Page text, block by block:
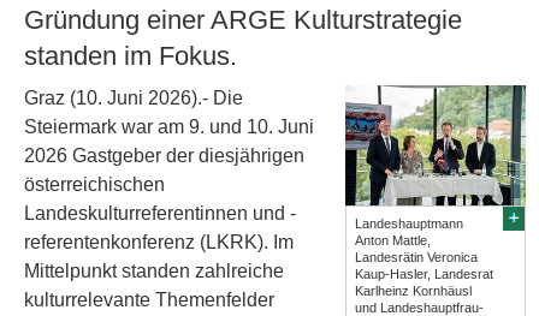
Gründung einer ARGE Kulturstrategie
standen im Fokus.
Landeshauptmann
Anton Mattle,
Landesrätin Veronica
Kaup-Hasler, Landesrat
Karlheinz Kornhäusl
und Landeshauptfrau-
Graz (10. Juni 2026).- Die
Steiermark war am 9. und 10. Juni
2026 Gastgeber der diesjährigen
österreichischen
Landeskulturreferentinnen und -
referentenkonferenz (LKRK). Im
Mittelpunkt standen zahlreiche
kulturrelevante Themenfelder